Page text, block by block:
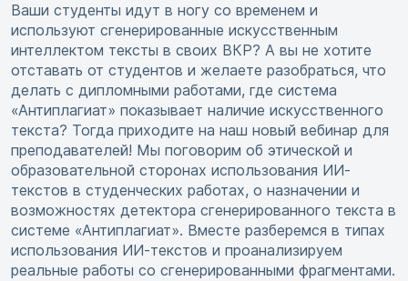
Ваши студенты идут в ногу со временем и
используют сгенерированные искусственным
интеллектом тексты в своих ВКР? А вы не хотите
отставать от студентов и желаете разобраться, что
делать с дипломными работами, где система
«Антиплагиат» показывает наличие искусственного
текста? Тогда приходите на наш новый вебинар для
преподавателей! Мы поговорим об этической и
образовательной сторонах использования ИИ-
текстов в студенческих работах, о назначении и
возможностях детектора сгенерированного текста в
системе «Антиплагиат». Вместе разберемся в типах
использования ИИ-текстов и проанализируем
реальные работы со сгенерированными фрагментами.